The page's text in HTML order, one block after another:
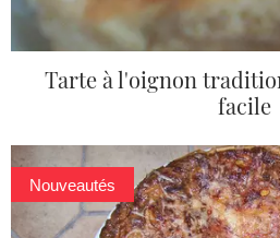
Tarte à l'oignon
facile
Nouveautés